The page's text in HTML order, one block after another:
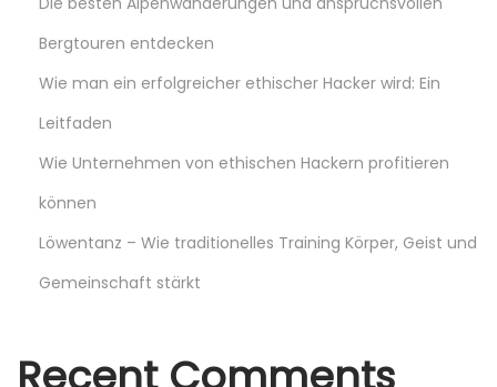
a
g
n
a
t
Bergtouren entdecken
Wie man ein erfolgreicher ethischer Hacker wird: Ein
Leitfaden
Wie Unternehmen von ethischen Hackern profitieren
können
Löwentanz – Wie traditionelles Training Körper, Geist und
Gemeinschaft stärkt